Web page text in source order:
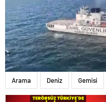
Arama Deniz Gemisi